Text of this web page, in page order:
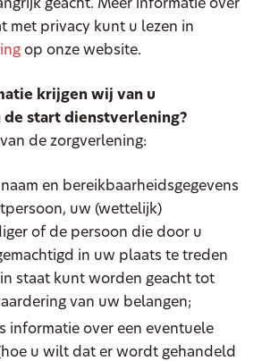
geacht. Meer informatie over
met privacy kunt u lezen in
op onze website.
krijgen wij van u
de start dienstverlening?
de zorgverlening:
en bereikbaarheidsgegevens
uw (wettelijk)
of de persoon die door u
in uw plaats te treden
staat kunt worden geacht tot
van uw belangen;
informatie over een eventuele
u wilt dat er wordt gehandeld